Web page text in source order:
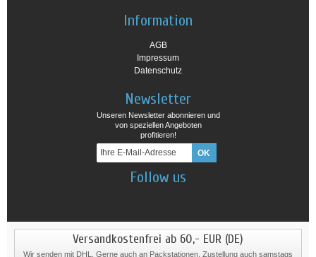
Information
AGB
Impressum
Datenschutz
Newsletter
Unseren Newsletter abonnieren und
von speziellen Angeboten
profitieren!
Follow us
Versandkostenfrei ab 60,- EUR (DE)
Wir senden mit DHL. Gerne auch an Packstationen. Zustellung auch samstags